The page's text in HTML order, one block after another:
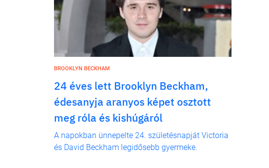
BROOKLYN BECKHAM
24 éves lett Brooklyn Beckham,
édesanyja aranyos képet osztott
meg róla és kishúgáról
A napokban ünnepelte 24. születésnapját Victoria
és David Beckham legidősebb gyermeke.